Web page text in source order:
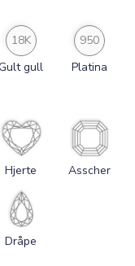
18K
gull
950
Platina
Hjerte Asscher
Dråpe